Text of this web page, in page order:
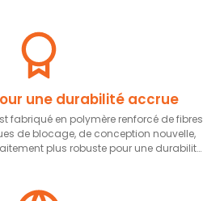
une durabilité accrue
fabriqué en polymère renforcé de fibres
de blocage, de conception nouvelle,
plus robuste pour une durabilité